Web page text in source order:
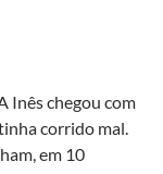
Inês chegou com
corrido mal.
em 10